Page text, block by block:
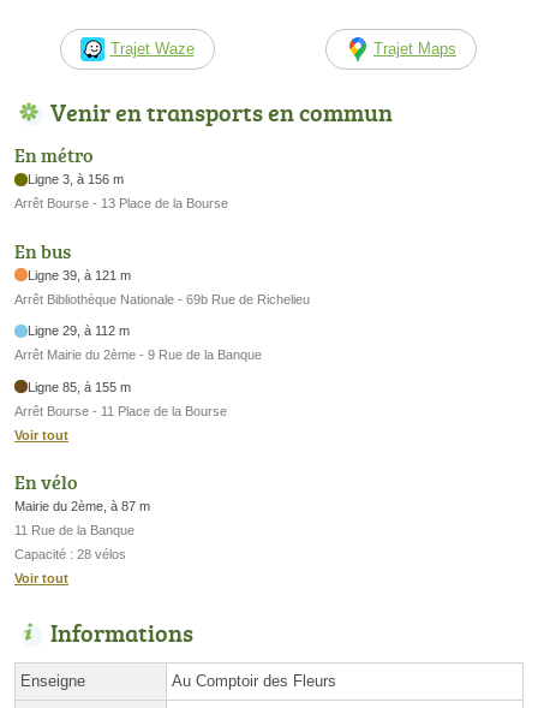
Trajet Waze Trajet Maps
Venir en transports en commun
En métro
Ligne 3, à 156 m
Arrêt Bourse - 13 Place de la Bourse
En bus
Ligne 39, à 121 m
Arrêt Bibliothèque Nationale - 69b Rue de Richelieu
Ligne 29, à 112 m
Arrêt Mairie du 2ème - 9 Rue de la Banque
Ligne 85, à 155 m
Arrêt Bourse - 11 Place de la Bourse
Voir tout
En vélo
Mairie du 2ème, à 87 m
11 Rue de la Banque
Capacité : 28 vélos
Voir tout
Informations
Enseigne Au Comptoir des Fleurs